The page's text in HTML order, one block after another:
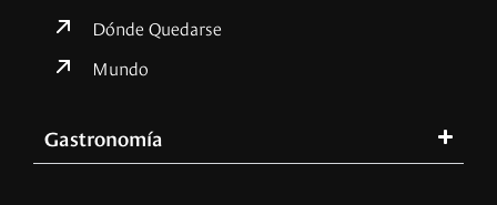
Dónde Quedarse
Mundo
Gastronomía